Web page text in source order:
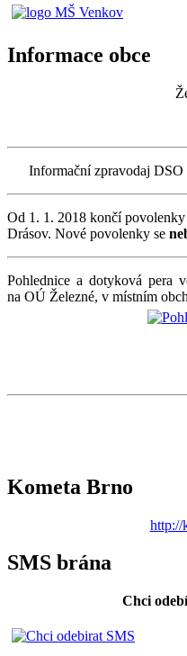
Informace obce
Informační zpravodaj
Od 1. 1. 2018 končí
Drásov. Nové povolenky se
Pohlednice a dotyková pera
na OÚ Železné, v místním
Kometa Brno
http://
SMS brána
Chci